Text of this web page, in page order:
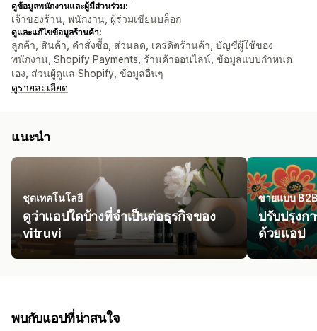
ดูข้อมูลพนักงานและผู้มีส่วนร่วม:
เจ้าของร้าน, พนักงาน, ผู้ร่วมเขียนบล็อก
ดูและแก้ไขข้อมูลร้านค้า:
ลูกค้า, สินค้า, คำสั่งซื้อ, ส่วนลด, เครดิตร้านค้า, บัญชีผู้ใช้ของ
พนักงาน, Shopify Payments, ร้านค้าออนไลน์, ข้อมูลแบบกำหนด
เอง, ส่วนผู้ดูแล Shopify, ข้อมูลอื่นๆ
ดูรายละเอียด
แนะนำ
ชุดเทคโนโลยี
ดูว่าแอปใดบ้างที่จำเป็นต่อธุรกิจของ
vitruvi
ขายแบบ
ปรับปรุงก
ด้วยแอป
พบกับแอปที่น่าสนใจ